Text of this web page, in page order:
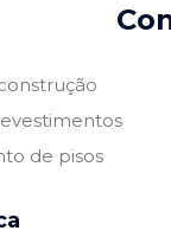
de pisos